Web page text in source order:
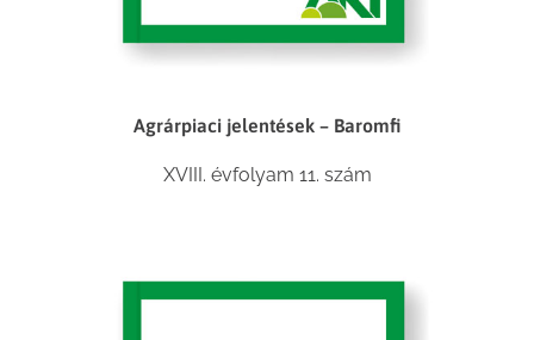
Agrárpiaci jelentések – Baromfi
XVIII. évfolyam 11. szám